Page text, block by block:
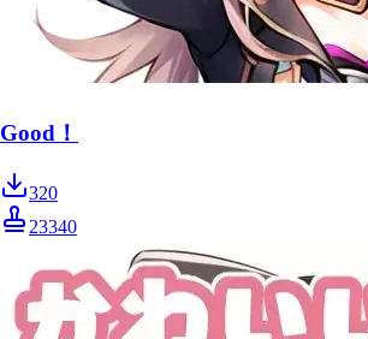
Good！
320
23340